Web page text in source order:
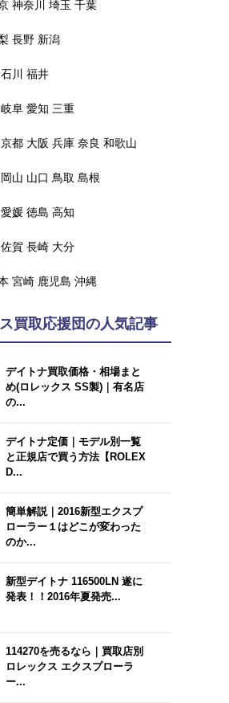
神奈川 埼玉 千葉
長野 新潟
石川 福井
岐阜 愛知 三重
京都 大阪 兵庫 奈良 和歌山
岡山 山口 鳥取 島根
愛媛 徳島 高知
佐賀 長崎 大分
宮崎 鹿児島 沖縄
買取応援団の人気記事
デイトナ買取価格・相場まと
め(ロレックス SS製)｜有名店
の...
デイトナ定価｜モデル別一覧
と正規店で買う方法【ROLEX
D...
簡単解説｜2016新型エクスプ
ローラー１はどこが変わった
のか...
新型デイトナ 116500LN 遂に
発表！！2016年夏発売...
114270を売るなら｜買取店別
ロレックス エクスプローラ
ー...